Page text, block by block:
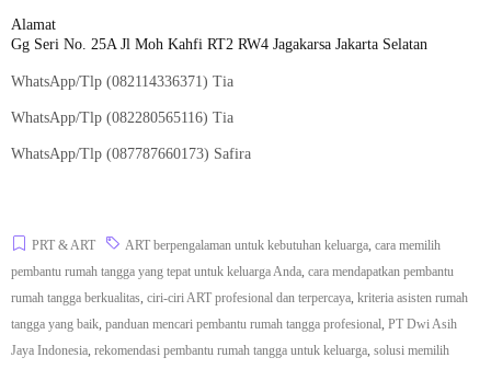
Alamat
Gg Seri No. 25A Jl Moh Kahfi RT2 RW4 Jagakarsa Jakarta Selatan
WhatsApp/Tlp (082114336371) Tia
WhatsApp/Tlp (082280565116) Tia
WhatsApp/Tlp (087787660173) Safira
PRT & ART ART berpengalaman untuk kebutuhan keluarga cara memilih
pembantu rumah tangga yang tepat untuk keluarga Anda cara mendapatkan pembantu
rumah tangga berkualitas ciri-ciri ART profesional dan terpercaya kriteria asisten rumah
tangga yang baik panduan mencari pembantu rumah tangga profesional PT Dwi Asih
Jaya Indonesia rekomendasi pembantu rumah tangga untuk keluarga solusi memilih